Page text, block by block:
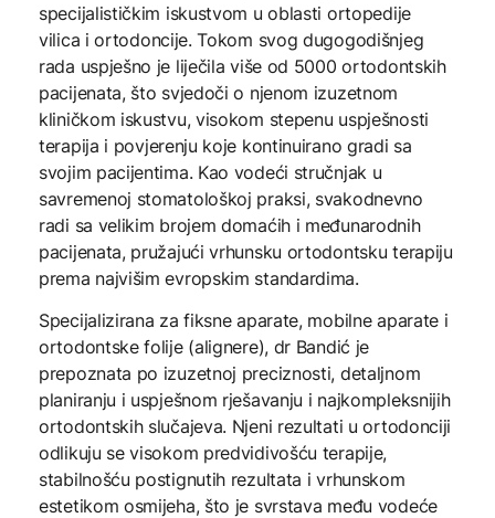
specijalističkim iskustvom u oblasti ortopedije
vilica i ortodoncije. Tokom svog dugogodišnjeg
rada uspješno je liječila više od 5000 ortodontskih
pacijenata, što svjedoči o njenom izuzetnom
kliničkom iskustvu, visokom stepenu uspješnosti
terapija i povjerenju koje kontinuirano gradi sa
svojim pacijentima. Kao vodeći stručnjak u
savremenoj stomatološkoj praksi, svakodnevno
radi sa velikim brojem domaćih i međunarodnih
pacijenata, pružajući vrhunsku ortodontsku terapiju
prema najvišim evropskim standardima.
Specijalizirana za fiksne aparate, mobilne aparate i
ortodontske folije (alignere), dr Bandić je
prepoznata po izuzetnoj preciznosti, detaljnom
planiranju i uspješnom rješavanju i najkompleksnijih
ortodontskih slučajeva. Njeni rezultati u ortodonciji
odlikuju se visokom predvidivošću terapije,
stabilnošću postignutih rezultata i vrhunskom
estetikom osmijeha, što je svrstava među vodeće